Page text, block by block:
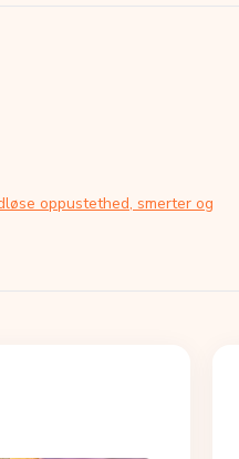
oppustethed, smerter og